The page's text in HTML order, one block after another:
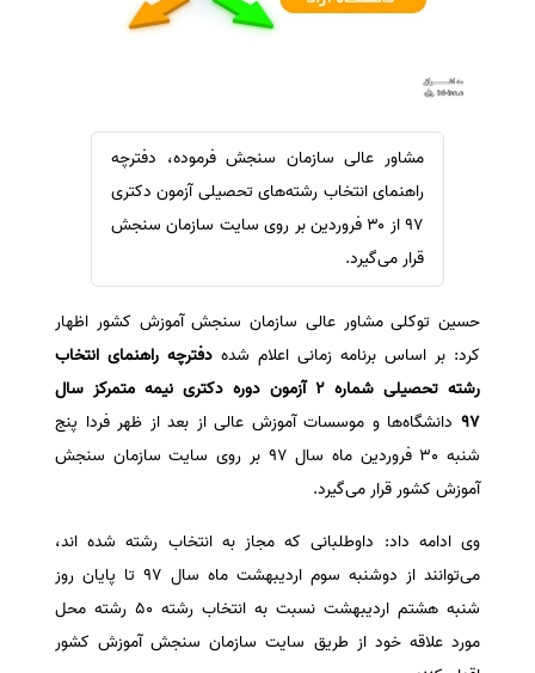
ترجمه عربی به فارسی
سفارش ویرایش
سفارش فرمت‌بندی
سفارش کاهش کمیت
سفارش معرفی مجله
سفارش معرفی مقاله
سفارش معرفی کتاب
سفارش ترجمه مولتی‌مدیا
سفارش گویندگی
سفارش تولید محتوا
سفارش ترجمه همزمان
سفارش چکیده گرافیکی
سفارش تهیه کاورلتر
سفارش انگیزه‌نامه‌SOP
مشاور عالی سازمان سنجش فرموده، دفترچه
راهنمای انتخاب رشته‌های تحصیلی آزمون دکتری
۹۷ از ۳۰ فروردین‌ بر روی سایت سازمان سنجش
قرار می‌گیرد.
حسین توکلی مشاور عالی سازمان سنجش آموزش کشور اظهار
کرد: بر اساس برنامه زمانی اعلام شده دفترچه راهنمای انتخاب
رشته تحصیلی شماره 2 آزمون دوره دکتری نیمه متمرکز سال
97 دانشگاه‌ها و موسسات آموزش عالی از بعد از ظهر فردا پنج
شنبه 30 فروردین ماه سال 97 بر روی سایت سازمان سنجش
آموزش کشور قرار می‌گیرد.
وی ادامه داد: داوطلبانی که مجاز به انتخاب رشته شده اند،
می‌توانند از دوشنبه سوم اردیبهشت ماه سال 97 تا پایان روز
شنبه هشتم اردیبهشت نسبت به انتخاب رشته 50 رشته محل
مورد علاقه خود از طریق سایت سازمان سنجش آموزش کشور